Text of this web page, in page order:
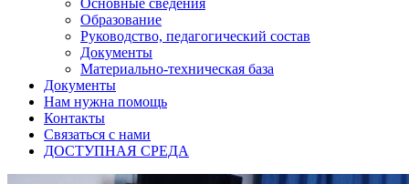
Основные сведения
Образование
Руководство, педагогический состав
Документы
Материально-техническая база
Документы
Нам нужна помощь
Контакты
Связаться с нами
ДОСТУПНАЯ СРЕДА